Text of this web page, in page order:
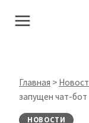
Главная >
запущен чат-бот
НОВОСТИ